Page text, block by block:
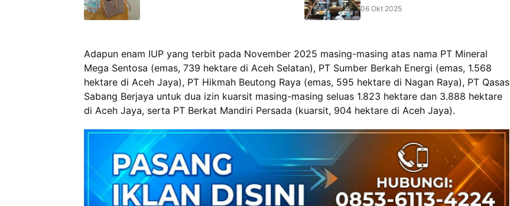
06 Okt 2025
Adapun enam IUP yang terbit pada November 2025 masing-masing atas nama PT Mineral
Mega Sentosa (emas, 739 hektare di Aceh Selatan), PT Sumber Berkah Energi (emas, 1.568
hektare di Aceh Jaya), PT Hikmah Beutong Raya (emas, 595 hektare di Nagan Raya), PT Qasas
Sabang Berjaya untuk dua izin kuarsit masing-masing seluas 1.823 hektare dan 3.888 hektare
di Aceh Jaya, serta PT Berkat Mandiri Persada (kuarsit, 904 hektare di Aceh Jaya).